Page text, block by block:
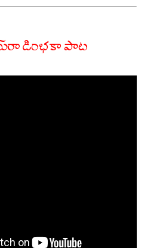
డింభకా పాట